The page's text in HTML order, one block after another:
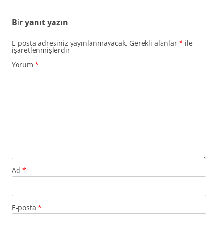
Bir yanıt yazın
E-posta adresiniz yayınlanmayacak. Gerekli alanlar * ile
işaretlenmişlerdir
Yorum *
Ad *
E-posta *